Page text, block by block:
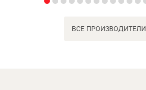
ВСЕ ПРОИЗВОДИТЕЛИ